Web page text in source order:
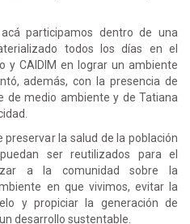
participamos dentro de una
todos los días en el
y CAIDIM en lograr un ambiente
además, con la presencia de
de medio ambiente y de Tatiana
preservar la salud de la población
ser reutilizados para el
a la comunidad sobre la
en que vivimos, evitar la
y propiciar la generación de
desarrollo sustentable.